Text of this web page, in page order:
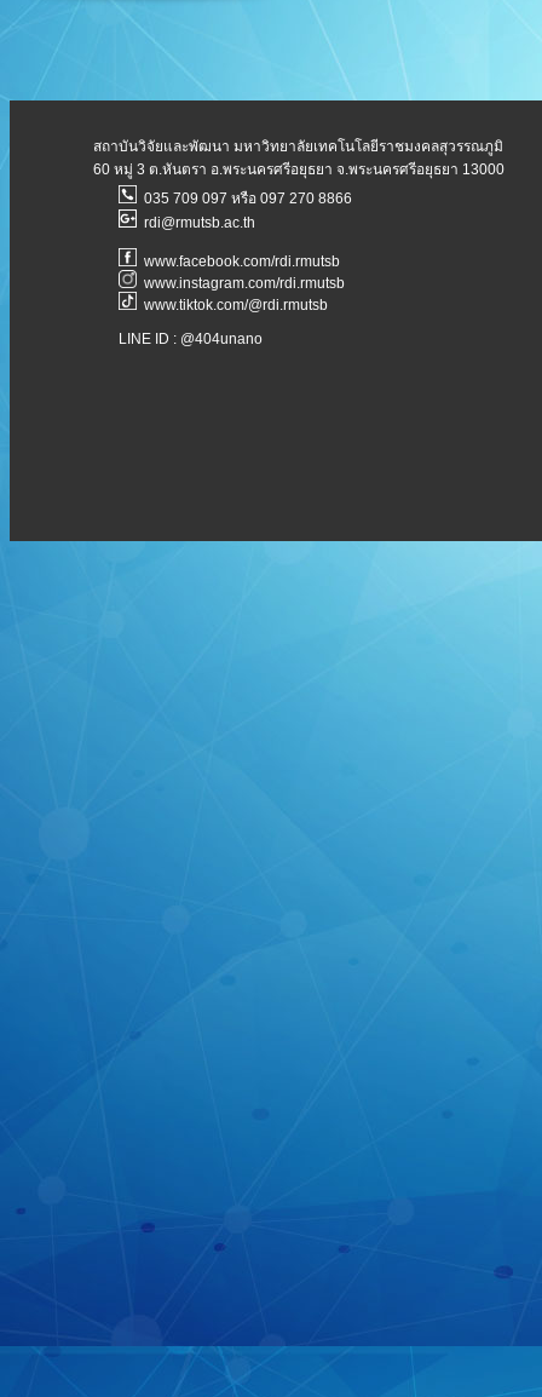
สถาบันวิจัยและพัฒนา มหาวิทยาลัยเทคโนโลยีราชมงคลสุวรรณภูมิ
60 หมู่ 3 ต.หันตรา อ.พระนครศรีอยุธยา จ.พระนครศรีอยุธยา 13000
035 709 097 หรือ 097 270 8866
rdi@rmutsb.ac.th
www.facebook.com/rdi.rmutsb
www.instagram.com/rdi.rmutsb
www.tiktok.com/@rdi.rmutsb
LINE ID : @404unano